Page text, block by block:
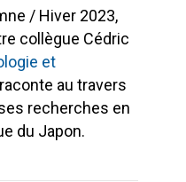
/ Hiver 2023,
collègue Cédric
et
au travers
recherches en
du Japon.